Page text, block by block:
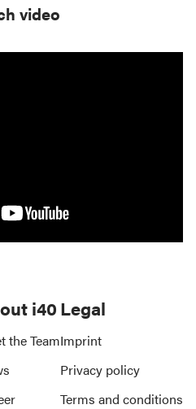
video
i40
the Team
Legal
Imprint
Privacy policy
Terms and conditions